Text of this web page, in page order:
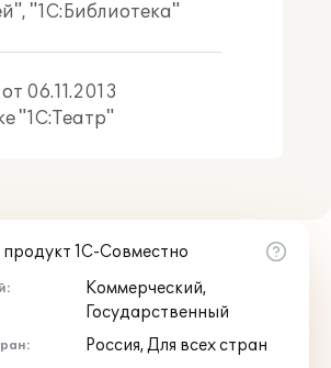
"1С:Библиотека"
06.11.2013
"1С:Театр"
1С-Совместно
Коммерческий,
Государственный
Россия, Для всех стран